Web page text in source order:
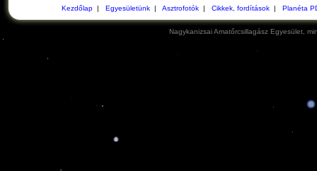
Kezdőlap| Egyesületünk| Asztrofotók| Cikkek, fordítások| Planéta
Nagykanizsai Amatőrcsillagász Egyesület,